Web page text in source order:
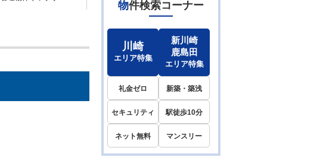
物件検索コーナー
川崎
エリア特集
新川崎
鹿島田
エリア特集
礼金ゼロ 新築・築浅
セキュリティ 駅徒歩10分
ネット無料 マンスリー